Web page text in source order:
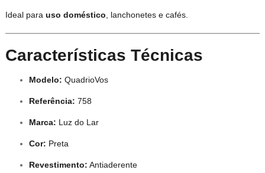
Ideal para uso doméstico, lanchonetes e cafés.
Características Técnicas
Modelo: QuadrioVos
Referência: 758
Marca: Luz do Lar
Cor: Preta
Revestimento: Antiaderente